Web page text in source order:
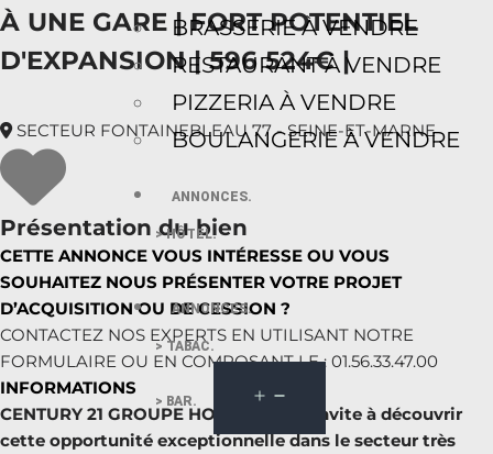
BRASSERIE À VENDRE
RESTAURANT À VENDRE
PIZZERIA À VENDRE
BOULANGERIE À VENDRE
ANNONCES.
> HÔTEL.
ANNONCES.
> TABAC.
> BAR.
À UNE GARE | FORT POTENTIEL
D'EXPANSION | 596 524€ |
SECTEUR FONTAINEBLEAU 77 - SEINE-ET-MARNE
Présentation du bien
CETTE ANNONCE VOUS INTÉRESSE OU VOUS
SOUHAITEZ NOUS PRÉSENTER VOTRE PROJET
D’ACQUISITION OU DE CESSION ?
CONTACTEZ NOS EXPERTS EN UTILISANT NOTRE
FORMULAIRE OU EN COMPOSANT LE : 01.56.33.47.00
INFORMATIONS
CENTURY 21 GROUPE HORECA vous invite à découvrir
cette opportunité exceptionnelle dans le secteur très